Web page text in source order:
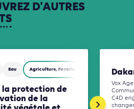
D'AUTRES
Eau Agriculture, Foresterie et Usages des sols
la protection de
de la
Vox
C4D